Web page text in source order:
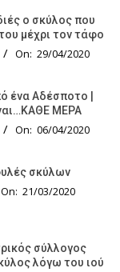
ο σκύλος που
μέχρι τον τάφο
On: 29/04/2020
ένα Αδέσποτο |
ΜΕΡΑ
On: 06/04/2020
σκύλων
On: 21/03/2020
σύλλογος
λόγω του ιού